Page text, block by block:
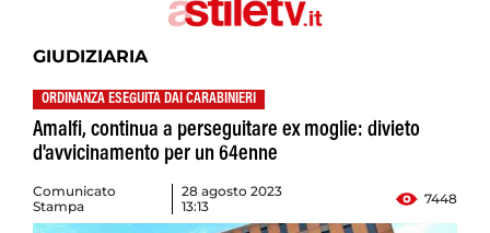
GIUDIZIARIA
ORDINANZA ESEGUITA DAI CARABINIERI
Amalfi, continua a perseguitare ex moglie: divieto
d'avvicinamento per un 64enne
Comunicato
Stampa
28 agosto 2023
13:13
7448